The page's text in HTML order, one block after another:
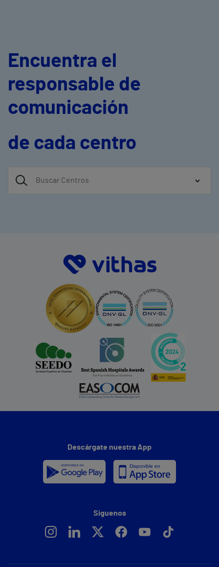
Encuentra el
responsable de
comunicación
de cada centro
Descárgate nuestra App
Síguenos